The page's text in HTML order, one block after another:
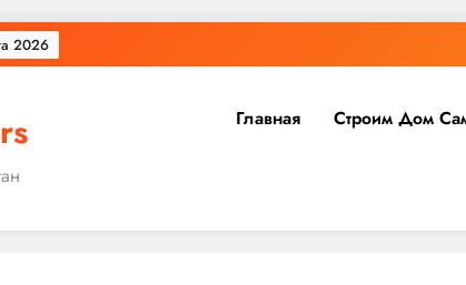
2026
Главная Строим Дом